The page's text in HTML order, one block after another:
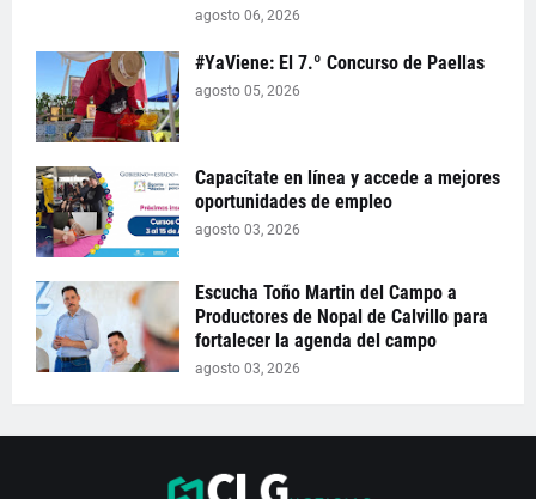
agosto 06, 2026
#YaViene: El 7.º Concurso de Paellas
agosto 05, 2026
Capacítate en línea y accede a mejores
oportunidades de empleo
agosto 03, 2026
Escucha Toño Martin del Campo a
Productores de Nopal de Calvillo para
fortalecer la agenda del campo
agosto 03, 2026